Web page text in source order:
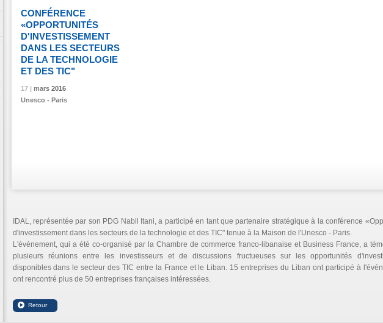
17 | mars2016
CONFÉRENCE
«OPPORTUNITÉS
D'INVESTISSEMENT
DANS LES SECTEURS
DE LA TECHNOLOGIE
ET DES TIC"
17 | mars2016
Unesco - Paris
17 | mars2016
IDAL, représentée par son PDG Nabil Itani, a participé en tant que partenaire stratégique à la conférence
d'investissement dans les secteurs de la technologie et des TIC" tenue à la Maison de l'Unesco - Paris.
L'événement, qui a été co-organisé par la Chambre de commerce franco-libanaise et Business France, a
plusieurs réunions entre les investisseurs et de discussions fructueuses sur les opportunités
disponibles dans le secteur des TIC entre la France et le Liban. 15 entreprises du Liban ont participé à
ont rencontré plus de 50 entreprises françaises intéressées.